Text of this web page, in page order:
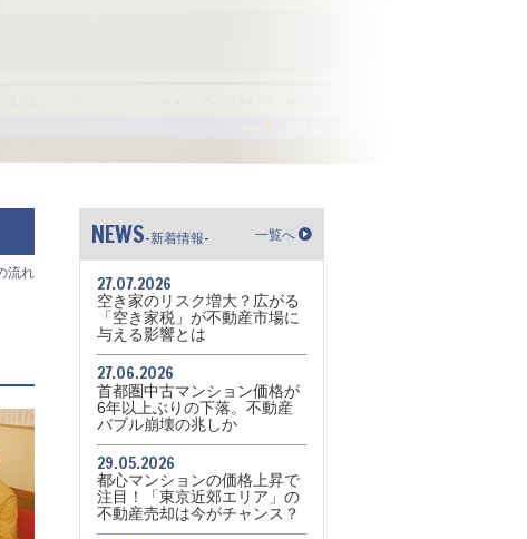
流れ
NEWS-新着情報- 一覧へ
27.07.2026
空き家のリスク増大？広がる
「空き家税」が不動産市場に
与える影響とは
27.06.2026
首都圏中古マンション価格が
6年以上ぶりの下落。不動産
バブル崩壊の兆しか
29.05.2026
都心マンションの価格上昇で
注目！「東京近郊エリア」の
不動産売却は今がチャンス？